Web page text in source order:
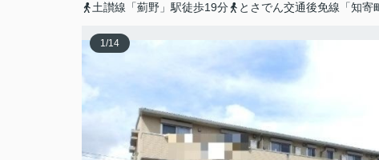
土讃線「薊野」駅徒歩19分
とさでん交通後免線「知寄
1/14